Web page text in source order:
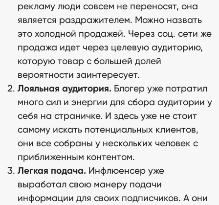
рекламу люди совсем не переносят, она
является раздражителем. Можно назвать
это холодной продажей. Через соц. сети же
продажа идет через целевую аудиторию,
которую товар с большей долей
вероятности заинтересует.
Лояльная аудитория. Блогер уже потратил
много сил и энергии для сбора аудитории у
себя на страничке. И здесь уже не стоит
самому искать потенциальных клиентов,
они все собраны у нескольких человек с
приближенным контентом.
Легкая подача. Инфлюенсер уже
выработал свою манеру подачи
информации для своих подписчиков. А они